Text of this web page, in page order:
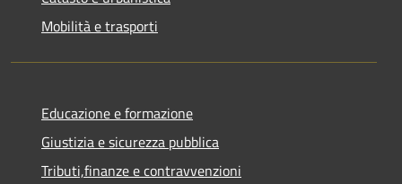
Mobilità e trasporti
Educazione e formazione
Giustizia e sicurezza pubblica
Tributi,finanze e contravvenzioni